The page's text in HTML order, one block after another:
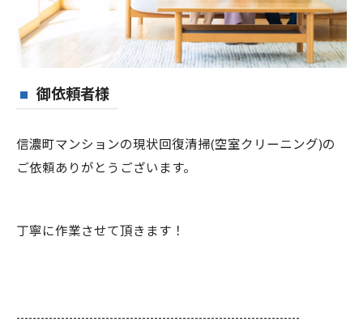
御依頼者様
信濃町マンションの現状回復清掃(空室クリーニング)の
ご依頼ありがとうございます。
丁寧に作業させて頂きます！
----------------------------------------------------------------------